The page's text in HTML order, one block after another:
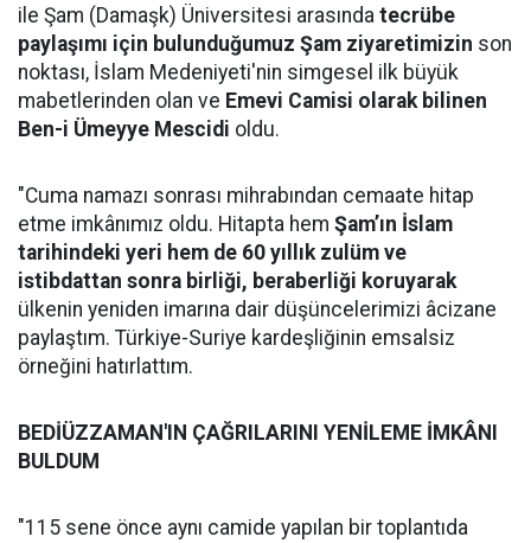
ile Şam (Damaşk) Üniversitesi arasında tecrübe
paylaşımı için bulunduğumuz Şam ziyaretimizin son
noktası, İslam Medeniyeti'nin simgesel ilk büyük
mabetlerinden olan ve Emevi Camisi olarak bilinen
Ben-i Ümeyye Mescidi oldu.
"Cuma namazı sonrası mihrabından cemaate hitap
etme imkânımız oldu. Hitapta hem Şam’ın İslam
tarihindeki yeri hem de 60 yıllık zulüm ve
istibdattan sonra birliği, beraberliği koruyarak
ülkenin yeniden imarına dair düşüncelerimizi âcizane
paylaştım. Türkiye-Suriye kardeşliğinin emsalsiz
örneğini hatırlattım.
BEDİÜZZAMAN'IN ÇAĞRILARINI YENİLEME İMKÂNI
BULDUM
"115 sene önce aynı camide yapılan bir toplantıda